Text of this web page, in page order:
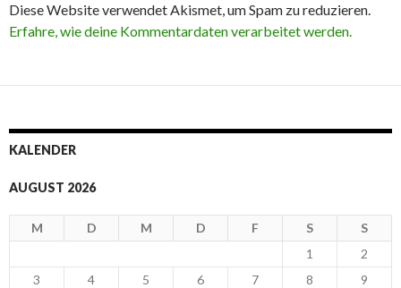
Diese Website verwendet Akismet, um Spam zu reduzieren.
Erfahre, wie deine Kommentardaten verarbeitet werden.
KALENDER
AUGUST 2026
M D M D F S
S
1
2
3
4 5 6 7 8
9